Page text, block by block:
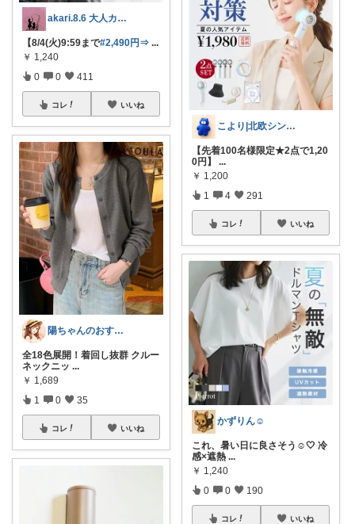
akari.8.6 大人カジュアル服
【8/4(火)9:59まで#2,490円⇒ ...
￥ 1,240
0 0 411
コレ いいね
陽ちゃんのおすすめROOM
全18色展開！着回し抜群 クルー
ネックニッ ...
￥ 1,689
1 0 35
コレ いいね
こより|北欧シンプル淡色大好き保育士
【先着100名様限定★2点で1,20
0円】
...
￥ 1,200
1 4 291
コレ いいね
かずりん☺︎
これ、暑い日に良さそう☺︎🤍 冷
感×遮熱 ...
￥ 1,240
0 0 190
コレ いいね